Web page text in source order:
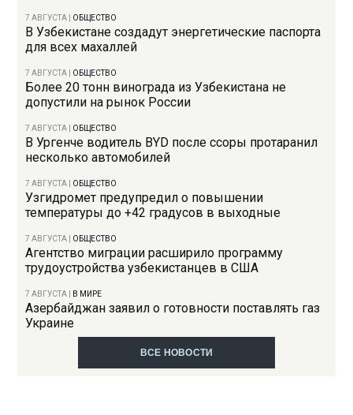
7 АВГУСТА ОБЩЕСТВО
В Узбекистане создадут энергетические паспорта
для всех махаллей
7 АВГУСТА ОБЩЕСТВО
Более 20 тонн винограда из Узбекистана не
допустили на рынок России
7 АВГУСТА ОБЩЕСТВО
В Ургенче водитель BYD после ссоры протаранил
несколько автомобилей
7 АВГУСТА ОБЩЕСТВО
Узгидромет предупредил о повышении
температуры до +42 градусов в выходные
7 АВГУСТА ОБЩЕСТВО
Агентство миграции расширило программу
трудоустройства узбекистанцев в США
7 АВГУСТА В МИРЕ
Азербайджан заявил о готовности поставлять газ
Украине
ВСЕ НОВОСТИ